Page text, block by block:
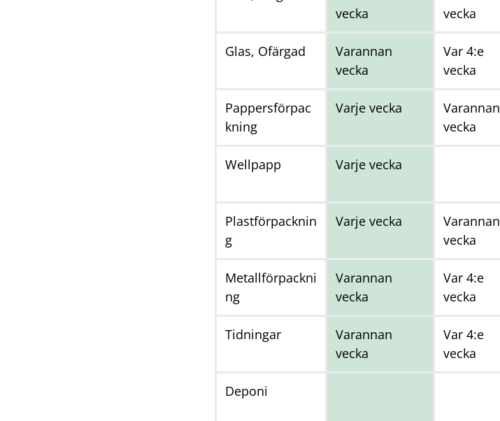
vecka
vecka
Glas, Ofärgad
Varannan
vecka
Var 4:e
vecka
Pappersförpac
kning
Varje vecka
Varannan
vecka
Wellpapp Varje vecka
Plastförpacknin
g
Varje vecka
Varannan
vecka
Metallförpackni
ng
Varannan
vecka
Var 4:e
vecka
Tidningar
Varannan
vecka
Var 4:e
vecka
Deponi